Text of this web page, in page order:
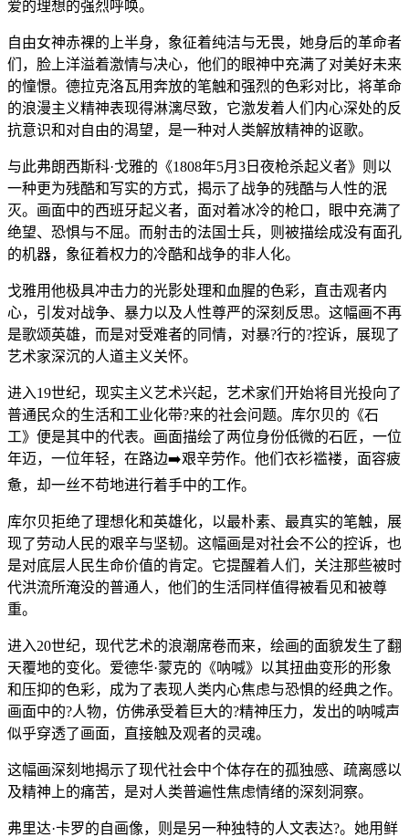
爱的理想的强烈呼唤。
自由女神赤裸的上半身，象征着纯洁与无畏，她身后的革命者
们，脸上洋溢着激情与决心，他们的眼神中充满了对美好未来
的憧憬。德拉克洛瓦用奔放的笔触和强烈的色彩对比，将革命
的浪漫主义精神表现得淋漓尽致，它激发着人们内心深处的反
抗意识和对自由的渴望，是一种对人类解放精神的讴歌。
与此弗朗西斯科·戈雅的《1808年5月3日夜枪杀起义者》则以
一种更为残酷和写实的方式，揭示了战争的残酷与人性的泯
灭。画面中的西班牙起义者，面对着冰冷的枪口，眼中充满了
绝望、恐惧与不屈。而射击的法国士兵，则被描绘成没有面孔
的机器，象征着权力的冷酷和战争的非人化。
戈雅用他极具冲击力的光影处理和血腥的色彩，直击观者内
心，引发对战争、暴力以及人性尊严的深刻反思。这幅画不再
是歌颂英雄，而是对受难者的同情，对暴?行的?控诉，展现了
艺术家深沉的人道主义关怀。
进入19世纪，现实主义艺术兴起，艺术家们开始将目光投向了
普通民众的生活和工业化带?来的社会问题。库尔贝的《石
工》便是其中的代表。画面描绘了两位身份低微的石匠，一位
年迈，一位年轻，在路边➡️艰辛劳作。他们衣衫褴褛，面容疲
惫，却一丝不苟地进行着手中的工作。
库尔贝拒绝了理想化和英雄化，以最朴素、最真实的笔触，展
现了劳动人民的艰辛与坚韧。这幅画是对社会不公的控诉，也
是对底层人民生命价值的肯定。它提醒着人们，关注那些被时
代洪流所淹没的普通人，他们的生活同样值得被看见和被尊
重。
进入20世纪，现代艺术的浪潮席卷而来，绘画的面貌发生了翻
天覆地的变化。爱德华·蒙克的《呐喊》以其扭曲变形的形象
和压抑的色彩，成为了表现人类内心焦虑与恐惧的经典之作。
画面中的?人物，仿佛承受着巨大的?精神压力，发出的呐喊声
似乎穿透了画面，直接触及观者的灵魂。
这幅画深刻地揭示了现代社会中个体存在的孤独感、疏离感以
及精神上的痛苦，是对人类普遍性焦虑情绪的深刻洞察。
弗里达·卡罗的自画像，则是另一种独特的人文表达?。她用鲜